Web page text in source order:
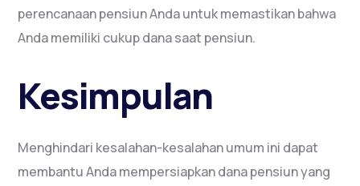
perencanaan pensiun Anda untuk memastikan bahwa
Anda memiliki cukup dana saat pensiun.
Kesimpulan
Menghindari kesalahan-kesalahan umum ini dapat
membantu Anda mempersiapkan dana pensiun yang